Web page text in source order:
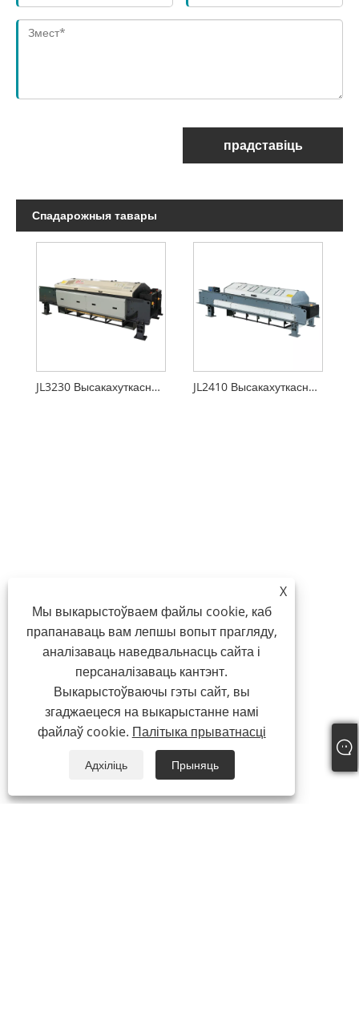
прадставіць
Спадарожныя тавары
JL3230 Высакахуткасны электронны жакарда JL2410 Высакахуткасны электронны жакарда
X
Мы выкарыстоўваем файлы cookie, каб
прапанаваць вам лепшы вопыт прагляду,
аналізаваць наведвальнасць сайта і
персаналізаваць кантэнт.
Выкарыстоўваючы гэты сайт, вы
згаджаецеся на выкарыстанне намі
файлаў cookie. Палітыка прыватнасці
Адхіліць Прыняць